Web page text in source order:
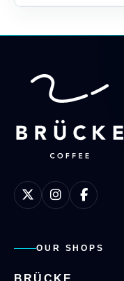
OUR SHOPS
BRÜCKE